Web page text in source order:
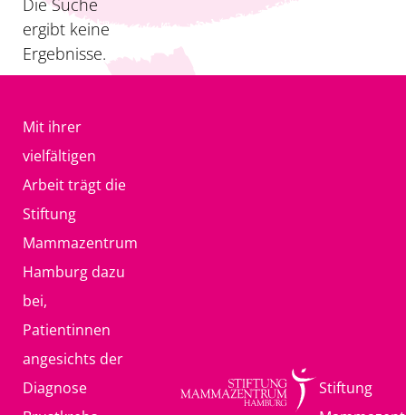
Die Suche
ergibt keine
Ergebnisse.
Mit ihrer
vielfältigen
Arbeit trägt die
Stiftung
Mammazentrum
Hamburg dazu
bei,
Patientinnen
angesichts der
Diagnose
Stiftung